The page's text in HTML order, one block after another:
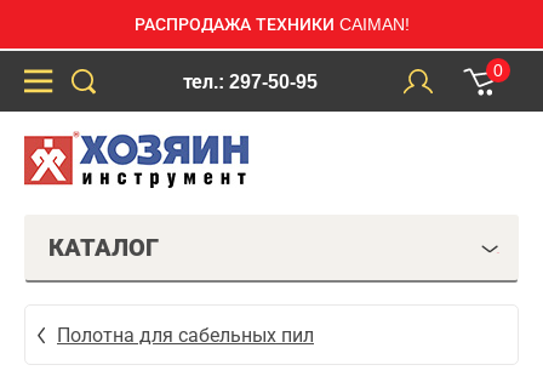
РАСПРОДАЖА ТЕХНИКИ CAIMAN!
тел.: 297-50-95
0
КАТАЛОГ
Полотна для сабельных пил